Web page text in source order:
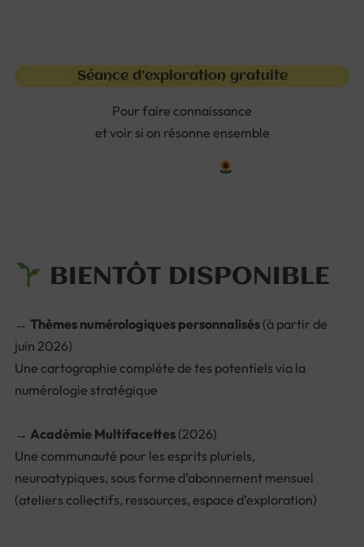
Séance d’exploration gratuite
Pour faire connaissance
et voir si on résonne ensemble
BIENTÔT DISPONIBLE
→ Thèmes numérologiques personnalisés (à partir de
juin 2026)
Une cartographie complète de tes potentiels via la
numérologie stratégique
→ Académie Multifacettes (2026)
Une communauté pour les esprits pluriels,
neuroatypiques, sous forme d’abonnement mensuel
(ateliers collectifs, ressources, espace d’exploration)